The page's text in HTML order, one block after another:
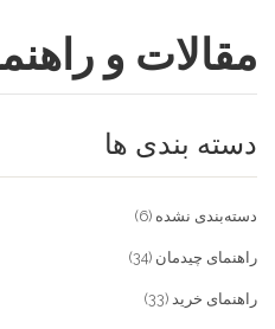
فروشگاه
میز و صندلی خانگی
تماس با ما
خدمات
تماس با ما
پیش پرداخت
مقالات و
دسته بندی ها
دسته‌بندی نشده (6)
راهنمای چیدمان (34)
راهنمای خرید (33)